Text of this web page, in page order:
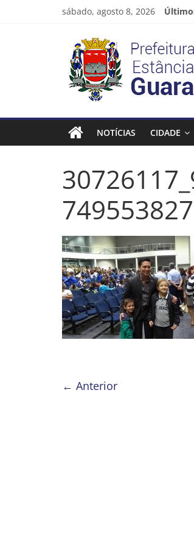
sábado, agosto 8, 2026
Prefeitura
Estância
Turística
Prefeitura
Estância
Turística
Guaratinguetá
NOTÍCIAS CIDADE
← Anterior